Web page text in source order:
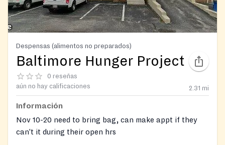
Despensas (alimentos no preparados)
Baltimore Hunger Project
0 reseñas
aún no hay calificaciones
2.31 mi
Información
Nov 10-20 need to bring bag, can make appt if they
can't it during their open hrs